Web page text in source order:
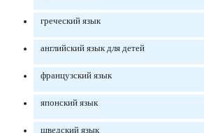
греческий язык
английский язык для детей
французский язык
японский язык
шведский язык